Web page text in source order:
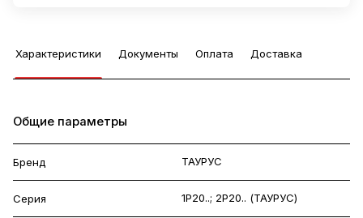
Характеристики Документы Оплата Доставка
Общие параметры
Бренд ТАУРУС
Серия 1Р20..; 2Р20.. (ТАУРУС)